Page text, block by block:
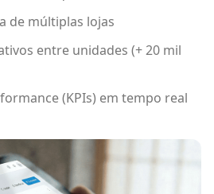
de múltiplas lojas
entre unidades (+ 20 mil
(KPIs) em tempo real